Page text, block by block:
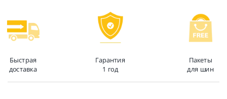
Быстрая
доставка
Гарантия
1 год
Пакеты
для шин